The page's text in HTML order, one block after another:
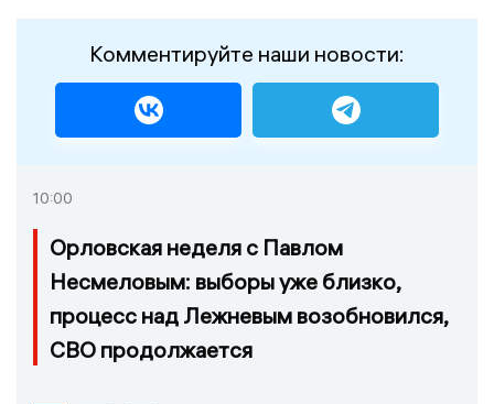
Комментируйте наши новости:
10:00
Орловская неделя с Павлом
Несмеловым: выборы уже близко,
процесс над Лежневым возобновился,
СВО продолжается